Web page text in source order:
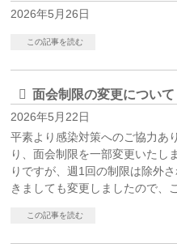
2026年5月26日
この記事を読む
面会制限の変更について
2026年5月22日
平素より感染対策へのご協力あ
り、面会制限を一部変更いたし
りですが、週1回の制限は除外
きましても変更しましたので、
この記事を読む